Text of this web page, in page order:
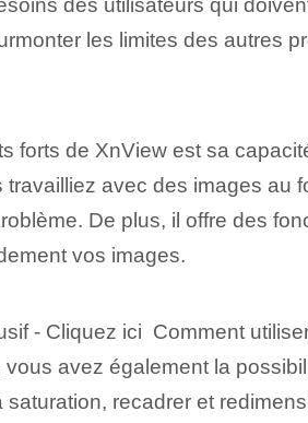
des utilisateurs qui
les limites des autres
forts de XnView est sa
travailliez avec des images au
De plus, il offre des
vos images.
- Cliquez ici Comment
vous avez également la
saturation, recadrer et